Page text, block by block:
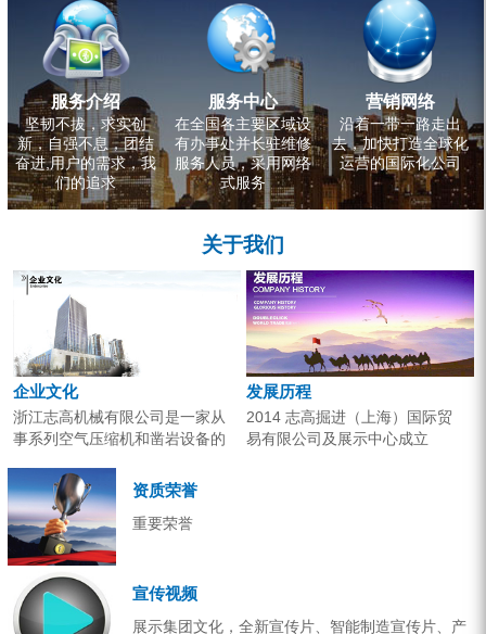
服务介绍
坚韧不拔，求实创
新，自强不息，团结
奋进,用户的需求，我
们的追求
服务中心
在全国各主要区域设
有办事处并长驻维修
服务人员，采用网络
式服务
营销网络
沿着一带一路走出
去，加快打造全球化
运营的国际化公司
关于我们
企业文化
浙江志高机械有限公司是一家从
事系列空气压缩机和凿岩设备的
的专业机构。产品广泛应用于工
业气源、各类矿山开采和工程项
目建设。企业以技术开发为核
心，...
发展历程
2014 志高掘进（上海）国际贸
易有限公司及展示中心成立
资质荣誉
重要荣誉
宣传视频
展示集团文化，全新宣传片、智能制造宣传片、产